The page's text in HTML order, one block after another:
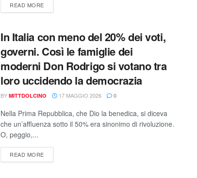
READ MORE
In Italia con meno del 20% dei voti,
governi. Così le famiglie dei
moderni Don Rodrigo si votano tra
loro uccidendo la democrazia
BY MITTDOLCINO 17 MAGGIO 2026 0
Nella Prima Repubblica, che Dio la benedica, si diceva
che un’affluenza sotto il 50% era sinonimo di rivoluzione.
O, peggio,...
READ MORE